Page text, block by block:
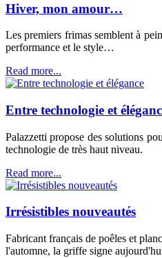
Hiver, mon amour…
Les premiers frimas semblent à
performance et le style…
Read more...
Entre technologie et
Palazzetti propose des solutions
technologie de très haut niveau.
Read more...
Irrésistibles nouveautés
Fabricant français de poêles et
l'automne, la griffe signe